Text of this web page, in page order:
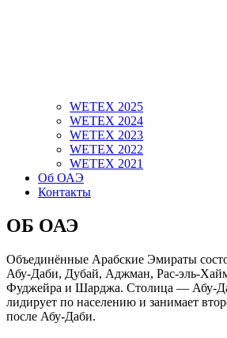
WETEX 2025
WETEX 2024
WETEX 2023
WETEX 2022
WETEX 2021
Об ОАЭ
Контакты
ОБ ОАЭ
Объединённые Арабские Эмираты
Абу-Даби, Дубай, Аджман, Рас-эль-
Фуджейра и Шарджа. Столица — Абу-
лидирует по населению и занимает
после Абу-Даби.